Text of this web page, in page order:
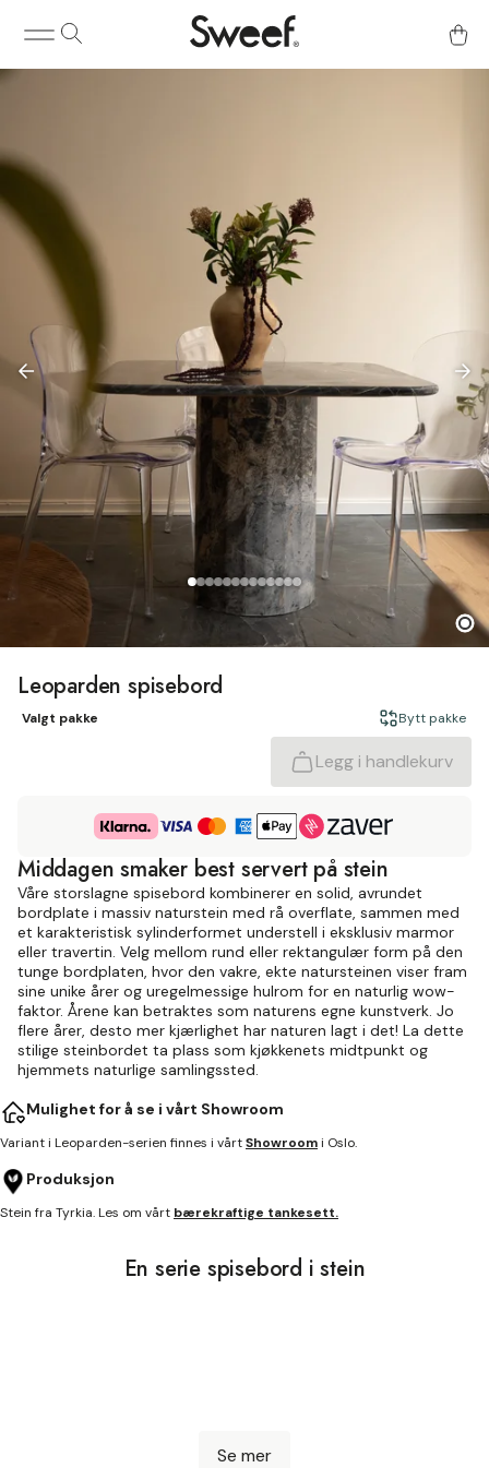
Leoparden spisebord
Valgt pakke Bytt pakke
Legg i handlekurv
Middagen smaker best servert på stein
Våre storslagne spisebord kombinerer en solid, avrundet
bordplate i massiv naturstein med rå overflate, sammen med
et karakteristisk sylinderformet understell i eksklusiv marmor
eller travertin. Velg mellom rund eller rektangulær form på den
tunge bordplaten, hvor den vakre, ekte natursteinen viser fram
sine unike årer og uregelmessige hulrom for en naturlig wow-
faktor. Årene kan betraktes som naturens egne kunstverk. Jo
flere årer, desto mer kjærlighet har naturen lagt i det! La dette
stilige steinbordet ta plass som kjøkkenets midtpunkt og
hjemmets naturlige samlingssted.
Mulighet for å se i vårt Showroom
Variant i Leoparden-serien finnes i vårtShowroomi Oslo.
Produksjon
Stein fra Tyrkia. Les om vårt bærekraftige tankesett.
En serie spisebord i stein
Se mer